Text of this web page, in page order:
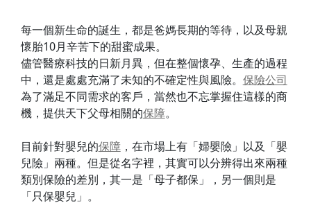
每一個新生命的誕生，都是爸媽長期的等待，以及母親
懷胎10月辛苦下的甜蜜成果。
儘管醫療科技的日新月異，但在整個懷孕、生產的過程
中，還是處處充滿了未知的不確定性與風險。 保險公司
為了滿足不同需求的客戶，當然也不忘掌握住這樣的商
機，提供天下父母相關的保障。
目前針對嬰兒的保障，在市場上有「婦嬰險」以及「嬰
兒險」兩種。但是從名字裡，其實可以分辨得出來兩種
類別保險的差別，其一是「母子都保」，另一個則是
「只保嬰兒」。